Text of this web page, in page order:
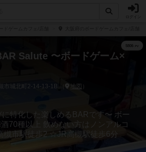
Salute 〜ボードゲーム×
市城北町2-14-13-1B （
地図 ）
特化した楽しめるBARです〜 ボー
70種以上 飲めない方はノンアルコ
槻市駅徒歩2 ☆JR高槻駅徒歩6分